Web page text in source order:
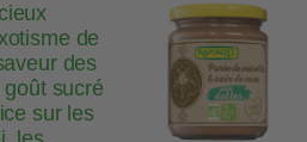
de
des
sucré
sur les